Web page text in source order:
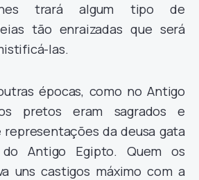
trará algum tipo de
tão enraizadas que será
las.
épocas, como no Antigo
pretos eram sagrados e
representações da deusa gata
Antigo Egipto. Quem os
uns castigos máximo com a